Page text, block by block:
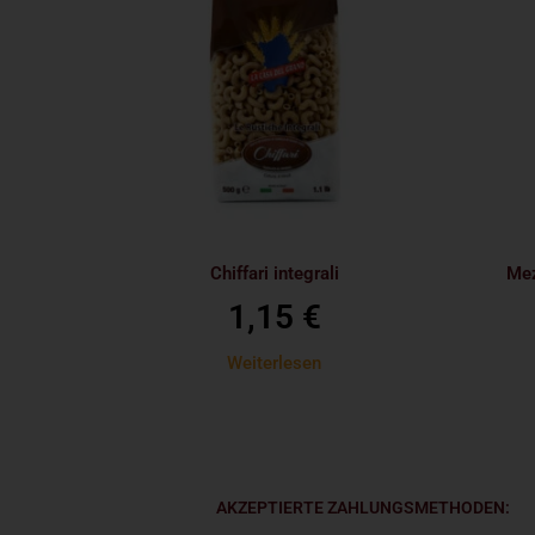
Chiffari integrali
1,15 €
Weiterlesen
AKZEPTIERTE ZAHLUNGSMETHODEN: